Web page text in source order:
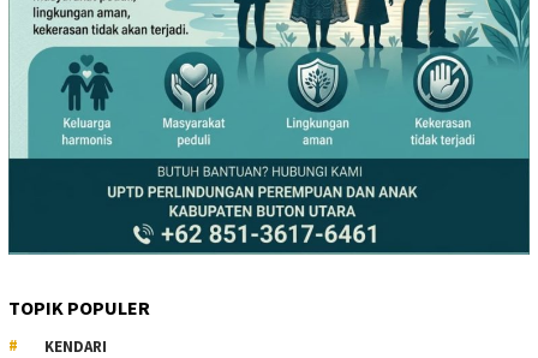
TOPIK POPULER
KENDARI